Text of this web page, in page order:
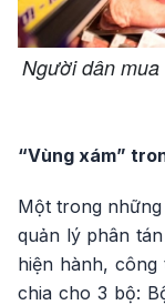
Người dân
“Vùng xám”
Một trong
quản lý phân
hiện hành,
chia cho 3 bộ: